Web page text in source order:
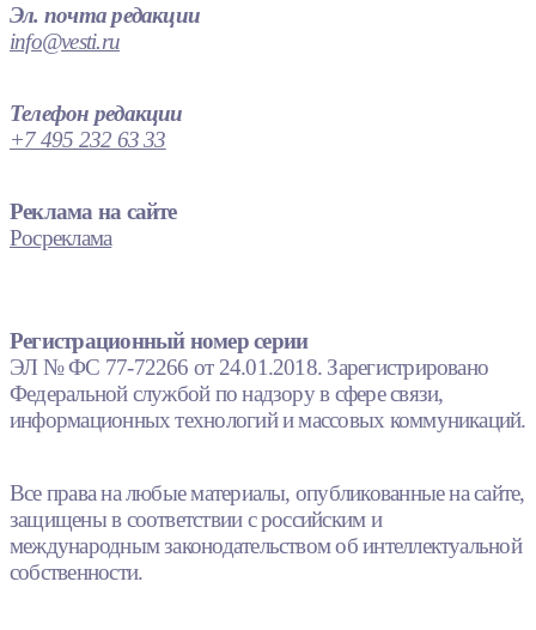
Эл. почта редакции
info@vesti.ru
Телефон редакции
+7 495 232 63 33
Реклама на сайте
Росреклама
Регистрационный номер серии
ЭЛ № ФС 77-72266 от 24.01.2018. Зарегистрировано
Федеральной службой по надзору в сфере связи,
информационных технологий и массовых коммуникаций.
Все права на любые материалы, опубликованные на сайте,
защищены в соответствии с российским и
международным законодательством об интеллектуальной
собственности.